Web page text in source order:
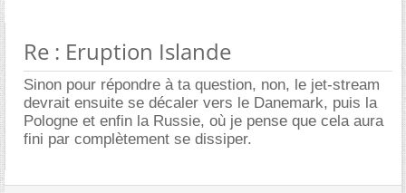
Re : Eruption Islande
Sinon pour répondre à ta question, non, le jet-stream
devrait ensuite se décaler vers le Danemark, puis la
Pologne et enfin la Russie, où je pense que cela aura
fini par complètement se dissiper.